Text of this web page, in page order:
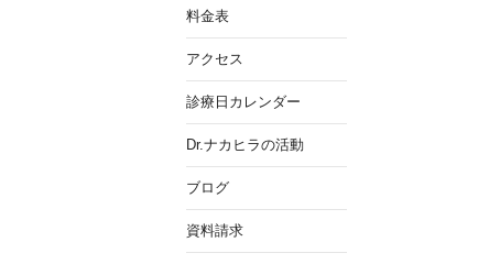
料金表
アクセス
診療日カレンダー
Dr.ナカヒラの活動
ブログ
資料請求